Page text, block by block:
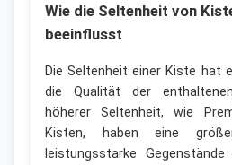
Wie die Seltenheit von
beeinflusst
Die Seltenheit einer Kiste hat
die Qualität der
höherer Seltenheit, wie
Kisten, haben eine
leistungsstarke